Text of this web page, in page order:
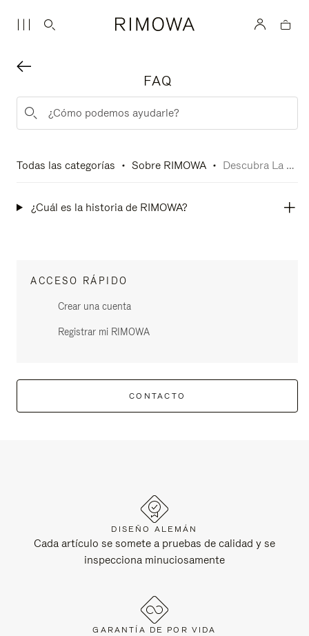
FAQ
Todas las categorías Sobre RIMOWA Descubra La Historia De RIMOWA
¿Cuál es la historia de RIMOWA?
ACCESO RÁPIDO
Crear una cuenta
Registrar mi RIMOWA
CONTACTO
DISEÑO ALEMÁN
Cada artículo se somete a pruebas de calidad y se
inspecciona minuciosamente
GARANTÍA DE POR VIDA